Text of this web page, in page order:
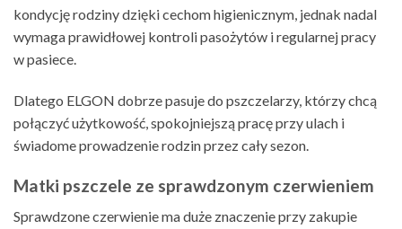
kondycję rodziny dzięki cechom higienicznym, jednak nadal
wymaga prawidłowej kontroli pasożytów i regularnej pracy
w pasiece.
Dlatego ELGON dobrze pasuje do pszczelarzy, którzy chcą
połączyć użytkowość, spokojniejszą pracę przy ulach i
świadome prowadzenie rodzin przez cały sezon.
Matki pszczele ze sprawdzonym czerwieniem
Sprawdzone czerwienie ma duże znaczenie przy zakupie